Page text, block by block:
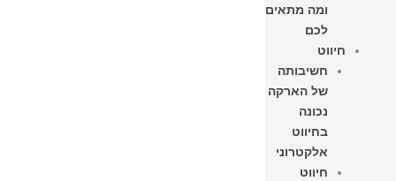
ומה מתאים
לכם
חיווט
חשיבותה
של הארקה
נכונה
בחיווט
אלקטרוני
חיווט